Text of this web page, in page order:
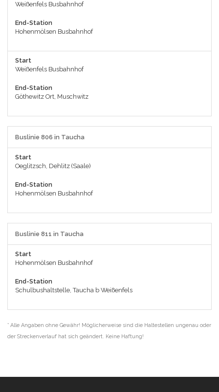
Weißenfels Busbahnhof
End-Station
Hohenmölsen Busbahnhof
Start
Weißenfels Busbahnhof
End-Station
Göthewitz Ort, Muschwitz
Buslinie 806 in Taucha
Start
Oeglitzsch, Dehlitz (Saale)
End-Station
Hohenmölsen Busbahnhof
Buslinie 811 in Taucha
Start
Hohenmölsen Busbahnhof
End-Station
Schulbushaltstelle, Taucha b Weißenfels
* Alle Angaben ohne Gewähr! Möglicherweise sind die Haltestellen ungenau oder
der Streckenverlauf hat sich geändert. Keine Haftung!